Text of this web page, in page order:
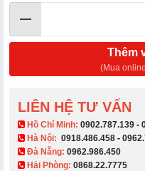
Thêm
(Mua
LIÊN HỆ TƯ VẤN
​ Hồ Chí Minh: 0902.787.139 -
Hà Nội: 0918.486.458 -
Đà Nẵng: 0962.986.450
Hải Phòng: 0868.22.7775